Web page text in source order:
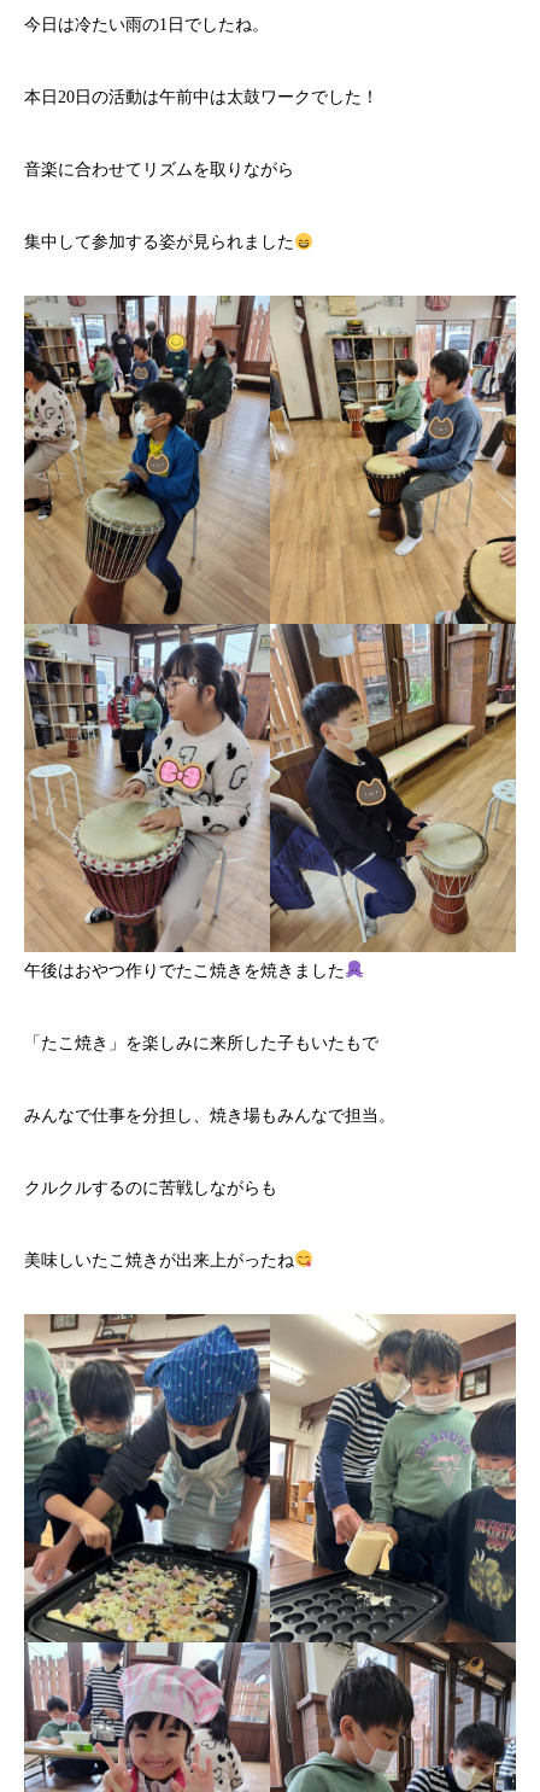
今日は冷たい雨の1日でしたね。
本日20日の活動は午前中は太鼓ワークでした！
音楽に合わせてリズムを取りながら
集中して参加する姿が見られました
午後はおやつ作りでたこ焼きを焼きました
「たこ焼き」を楽しみに来所した子もいたもで
みんなで仕事を分担し、焼き場もみんなで担当。
クルクルするのに苦戦しながらも
美味しいたこ焼きが出来上がったね